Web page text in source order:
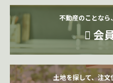
不動産のことなら
会
土地を探して、注